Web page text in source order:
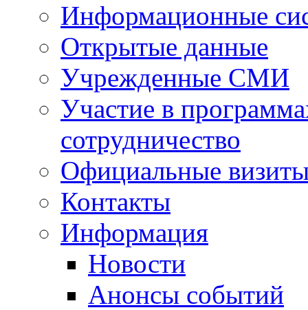
Информационные
Открытые данные
Учрежденные СМИ
Участие в
сотрудничество
Официальные
Контакты
Информация
Новости
Анонсы событий